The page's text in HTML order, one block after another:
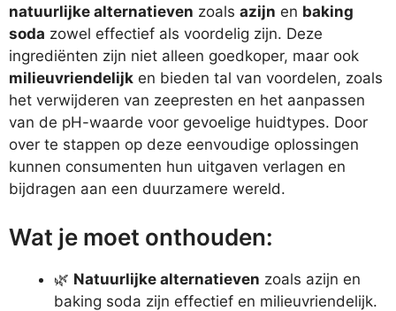
natuurlijke alternatieven zoals azijn en baking
soda zowel effectief als voordelig zijn. Deze
ingrediënten zijn niet alleen goedkoper, maar ook
milieuvriendelijk en bieden tal van voordelen, zoals
het verwijderen van zeepresten en het aanpassen
van de pH-waarde voor gevoelige huidtypes. Door
over te stappen op deze eenvoudige oplossingen
kunnen consumenten hun uitgaven verlagen en
bijdragen aan een duurzamere wereld.
Wat je moet onthouden:
🌿 Natuurlijke alternatieven zoals azijn en
baking soda zijn effectief en milieuvriendelijk.